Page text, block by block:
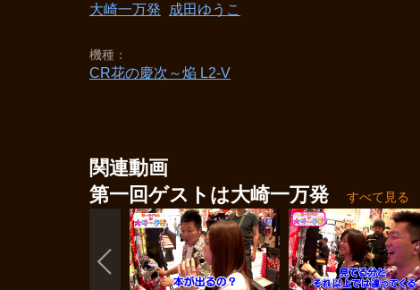
大崎一万発 成田ゆうこ
機種
CR花の慶次～焔 L2‐V
関連動画
第一回ゲストは大崎一万発
すべて見る